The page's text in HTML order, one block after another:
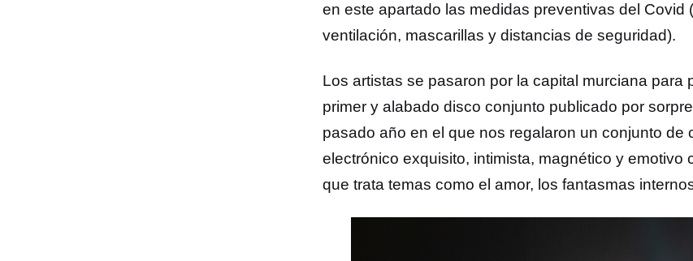
en este apartado las medidas preventivas del Covid
ventilación, mascarillas y distancias de seguridad).
Los artistas se pasaron por la capital murciana para
primer y alabado disco conjunto publicado por
pasado año en el que nos regalaron un conjunto de
electrónico exquisito, intimista, magnético y emotivo
que trata temas como el amor, los fantasmas